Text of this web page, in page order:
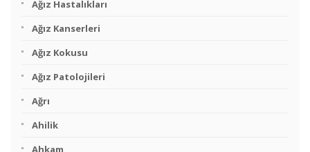
Ağız Hastalıkları
Ağız Kanserleri
Ağız Kokusu
Ağız Patolojileri
Ağrı
Ahilik
Ahkam